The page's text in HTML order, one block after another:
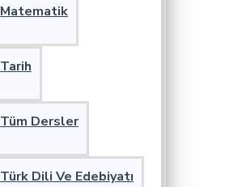
Matematik
Tarih
Tüm Dersler
Türk Dili Ve Edebiyatı